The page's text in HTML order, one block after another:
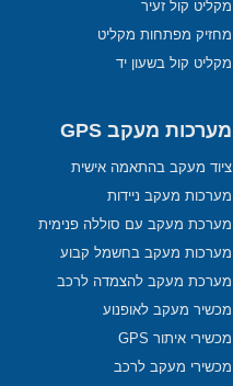
מקליט קול זעיר
מחזיק מפתחות מקליט
מקליט קול בשעון יד
מערכות מעקב GPS
ציוד מעקב בהתאמה אישית
מערכות מעקב ניידות
מערכת מעקב עם סוללה פנימית
מערכות מעקב בחשמל קבוע
מערכת מעקב להצמדה לרכב
מכשיר מעקב לאופנוע
מכשירי איתור GPS
מכשירי מעקב לרכב